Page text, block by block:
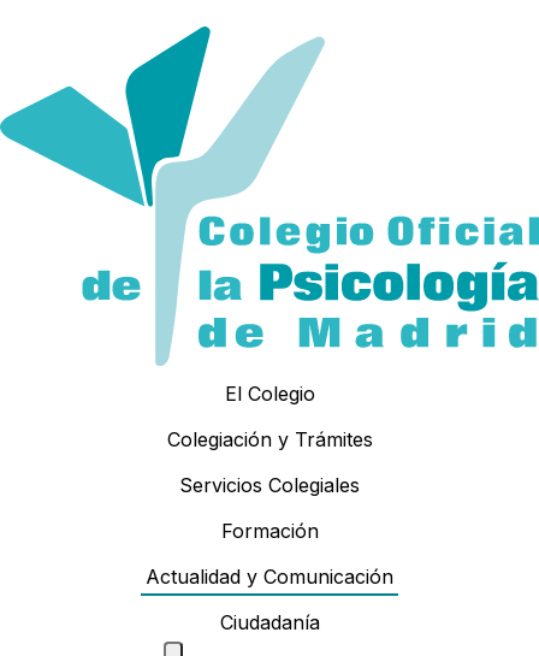
El Colegio
Colegiación y Trámites
Servicios Colegiales
Formación
Actualidad y Comunicación
Ciudadanía